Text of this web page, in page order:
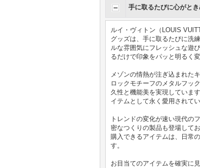
手に取るたびに心がと
ルイ・ヴィトン（LOUIS
グッズは、手に取るたびに洗
ルな雰囲気にフレッシュな遊
るだけで印象をパッと明るく
メゾンの情熱が注ぎ込まれた
ロックモチーフのメタルフッ
久性と機能美を実現していま
イテムとして永く愛用されてい
トレンドの変化が速い現代の
密なつくりの製品も登場して
購入できるアイテムは、日常
す。
お目当てのアイテムを確実に